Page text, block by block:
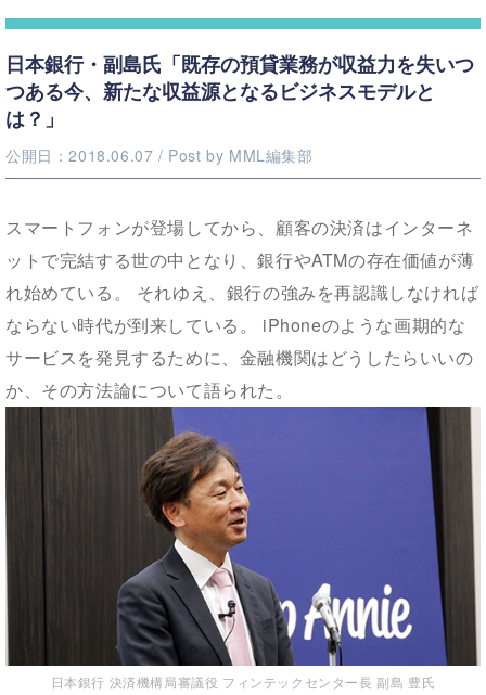
日本銀行・副島氏「既存の預貸業務が収益力を失いつ
つある今、新たな収益源となるビジネスモデルと
は？」
公開日：2018.06.07 / Post by MML編集部
スマートフォンが登場してから、顧客の決済はインターネ
ットで完結する世の中となり、銀行やATMの存在価値が薄
れ始めている。 それゆえ、銀行の強みを再認識しなければ
ならない時代が到来している。 iPhoneのような画期的な
サービスを発見するために、金融機関はどうしたらいいの
か、その方法論について語られた。
日本銀行 決済機構局審議役 フィンテックセンター長 副島 豊氏